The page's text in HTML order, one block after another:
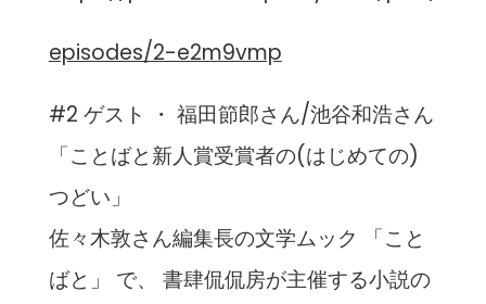
episodes/2-e2m9vmp
#2 ゲスト ・ 福田節郎さん/池谷和浩さん
「ことばと新人賞受賞者の(はじめての)
つどい」
佐々木敦さん編集長の文学ムック 「こと
ばと」 で、 書肆侃侃房が主催する小説の